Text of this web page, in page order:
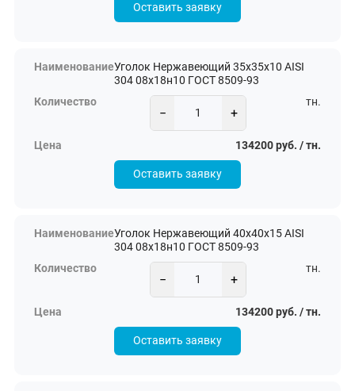
Оставить заявку
Уголок Нержавеющий 35х35х10 AISI
304 08х18н10 ГОСТ 8509-93
− +
тн.
134200 руб. / тн.
Оставить заявку
Уголок Нержавеющий 40х40х15 AISI
304 08х18н10 ГОСТ 8509-93
− +
тн.
134200 руб. / тн.
Оставить заявку